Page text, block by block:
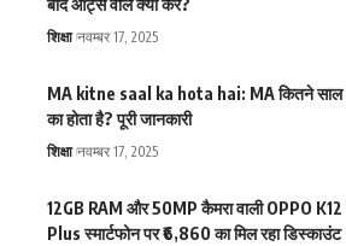
बाद आर्ट्स वाले क्या करें?
शिक्षा नवम्बर 17, 2025
MA kitne saal ka hota hai: MA कितने साल
का होता है? पूरी जानकारी
शिक्षा नवम्बर 17, 2025
12GB RAM और 50MP कैमरा वाली OPPO K12
Plus स्मार्टफोन पर ₹6,860 का मिल रहा डिस्काउंट